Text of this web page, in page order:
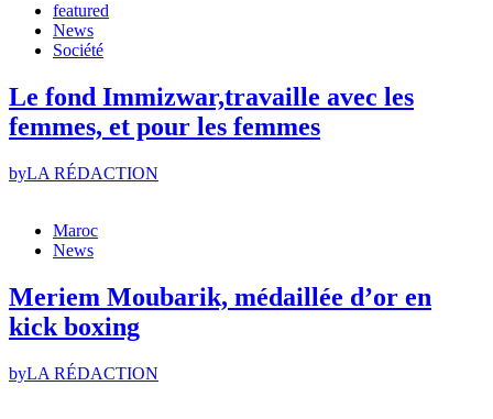
featured
News
Société
Le fond Immizwar,travaille avec les
femmes, et pour les femmes
byLA RÉDACTION
Maroc
News
Meriem Moubarik, médaillée d’or en
kick boxing
byLA RÉDACTION